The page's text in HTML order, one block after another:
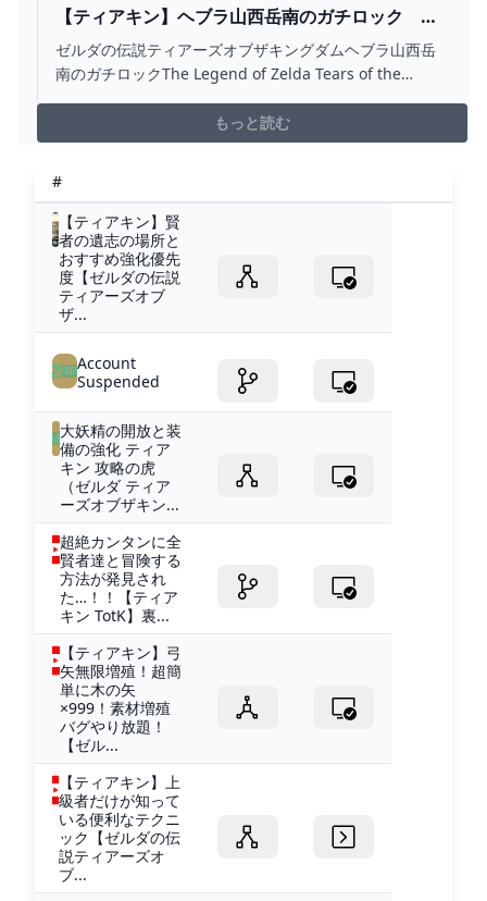
【ティアキン】ヘブラ山西岳南のガチロック ゼ
ルダの伝説ティアーズ オブザキングダム2周目 #ゼ
ルダの伝説 #ティアキン #ZELDA #SHORTS -
ゼルダの伝説ティアーズオブザキングダムヘブラ山西岳
南のガチロックThe Legend of Zelda Tears of the
의 전설 티어스 오브 더 킹덤히브리어 산 서악 남쪽의 가치
록La Légende ...
もっと読む
#
【ティアキン】賢
者の遺志の場所と
おすすめ強化優先
度【ゼルダの伝説
ティアーズオブ
ザ...
Account
Suspended
大妖精の開放と装
備の強化 ティア
キン 攻略の虎
（ゼルダ ティア
ーズオブザキン...
超絶カンタンに全
賢者達と冒険する
方法が発見され
た…！！【ティア
キン TotK】裏...
【ティアキン】弓
矢無限増殖！超簡
単に木の矢
×999！素材増殖
バグやり放題！
【ゼル...
【ティアキン】上
級者だけが知って
いる便利なテクニ
ック【ゼルダの伝
説ティアーズオ
ブ...